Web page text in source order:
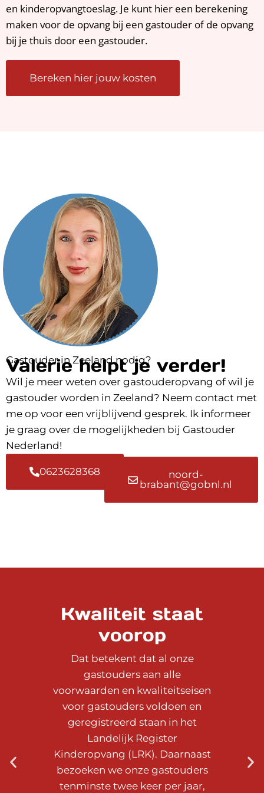
en kinderopvangtoeslag. Je kunt hier een berekening
maken voor de opvang bij een gastouder of de opvang
bij je thuis door een gastouder.
Bereken hier jouw kosten
Gastouder in Zeeland nodig?
Valerie helpt je verder!
Wil je meer weten over gastouderopvang of wil je
gastouder worden in Zeeland? Neem contact met
me op voor een vrijblijvend gesprek. Ik informeer
je graag over de mogelijkheden bij Gastouder
Nederland!
0623628368
noord-
brabant@gobnl.nl
Kwaliteit staat
voorop
Dat betekent dat al onze
gastouders aan alle
voorwaarden en kwaliteitseisen
voor gastouders voldoen en
geregistreerd staan in het
Landelijk Register
Kinderopvang (LRK). Daarnaast
bezoeken we onze gastouders
tenminste twee keer per jaar,